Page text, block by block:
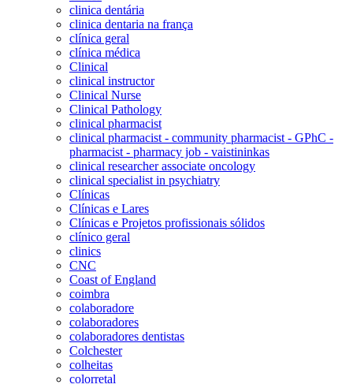
clinica dentária
clinica dentaria na frança
clínica geral
clínica médica
Clinical
clinical instructor
Clinical Nurse
Clinical Pathology
clinical pharmacist
clinical pharmacist - community pharmacist - GPhC -
pharmacist - pharmacy job - vaistininkas
clinical researcher associate oncology
clinical specialist in psychiatry
Clínicas
Clínicas e Lares
Clínicas e Projetos profissionais sólidos
clínico geral
clinics
CNC
Coast of England
coimbra
colaboradore
colaboradores
colaboradores dentistas
Colchester
colheitas
colorretal